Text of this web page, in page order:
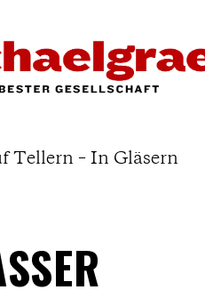
Tellern – In Gläsern